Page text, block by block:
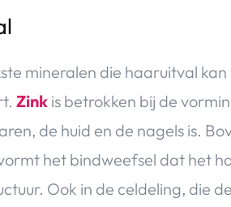
mineralen die haaruitval
Zink is betrokken bij de
de huid en de nagels is.
het bindweefsel dat het
Ook in de celdeling, die